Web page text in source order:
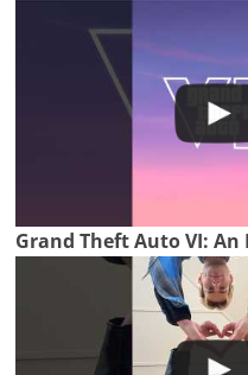
Grand Theft Auto VI: An